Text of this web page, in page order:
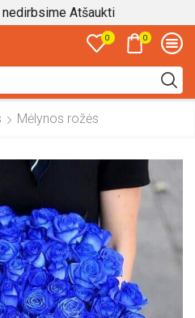
nedirbsime Atšaukti
0 0
input
Mėlynos rožės